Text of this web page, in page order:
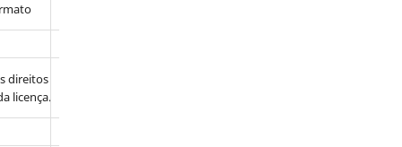
direitos
licença.